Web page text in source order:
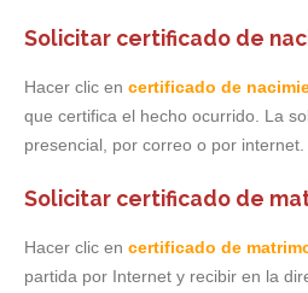
Solicitar certificado de
Hacer clic en certificado de
que certifica el hecho ocurrido. La
presencial, por correo o por internet.
Solicitar certificado de
Hacer clic en certificado de
partida por Internet y recibir en la